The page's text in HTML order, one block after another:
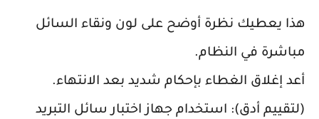
هذا يعطيك نظرة أوضح على لون ونقاء السائل
مباشرة في النظام.
أعد إغلاق الغطاء بإحكام شديد بعد الانتهاء.
(لتقييم أدق): استخدام جهاز اختبار سائل التبريد